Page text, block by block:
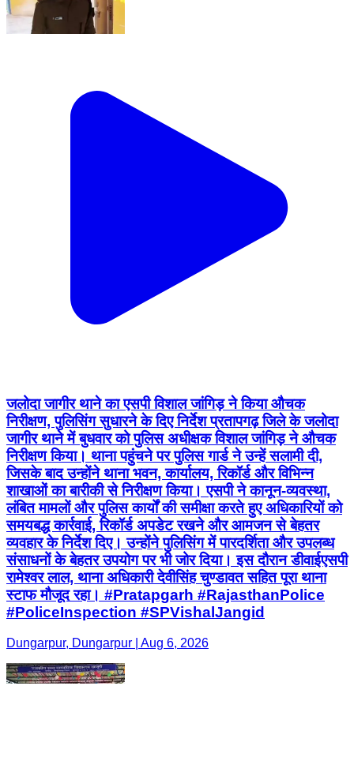
जलोदा जागीर थाने का एसपी विशाल जांगिड़ ने किया औचक
निरीक्षण, पुलिसिंग सुधारने के दिए निर्देश प्रतापगढ़ जिले के जलोदा
जागीर थाने में बुधवार को पुलिस अधीक्षक विशाल जांगिड़ ने औचक
निरीक्षण किया। थाना पहुंचने पर पुलिस गार्ड ने उन्हें सलामी दी,
जिसके बाद उन्होंने थाना भवन, कार्यालय, रिकॉर्ड और विभिन्न
शाखाओं का बारीकी से निरीक्षण किया। एसपी ने कानून-व्यवस्था,
लंबित मामलों और पुलिस कार्यों की समीक्षा करते हुए अधिकारियों को
समयबद्ध कार्रवाई, रिकॉर्ड अपडेट रखने और आमजन से बेहतर
व्यवहार के निर्देश दिए। उन्होंने पुलिसिंग में पारदर्शिता और उपलब्ध
संसाधनों के बेहतर उपयोग पर भी जोर दिया। इस दौरान डीवाईएसपी
रामेश्वर लाल, थाना अधिकारी देवीसिंह चुण्डावत सहित पूरा थाना
स्टाफ मौजूद रहा। #Pratapgarh #RajasthanPolice
#PoliceInspection #SPVishalJangid
Dungarpur, Dungarpur | Aug 6, 2026